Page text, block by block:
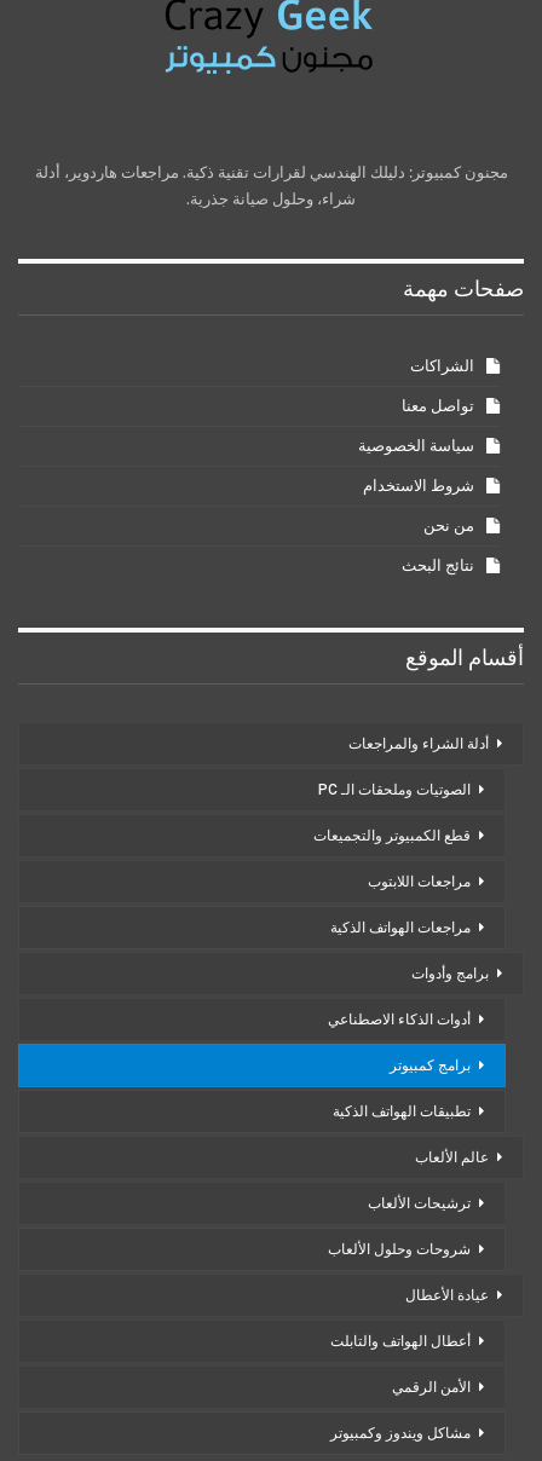
مجنون كمبيوتر: دليلك الهندسي لقرارات تقنية ذكية. مراجعات هاردوير، أدلة
شراء، وحلول صيانة جذرية.
صفحات مهمة
الشراكات
تواصل معنا
سياسة الخصوصية
شروط الاستخدام
من نحن
نتائج البحث
أقسام الموقع
أدلة الشراء والمراجعات
الصوتيات وملحقات الـ PC
قطع الكمبيوتر والتجميعات
مراجعات اللابتوب
مراجعات الهواتف الذكية
برامج وأدوات
أدوات الذكاء الاصطناعي
برامج كمبيوتر
تطبيقات الهواتف الذكية
عالم الألعاب
ترشيحات الألعاب
شروحات وحلول الألعاب
عيادة الأعطال
أعطال الهواتف والتابلت
الأمن الرقمي
مشاكل ويندوز وكمبيوتر